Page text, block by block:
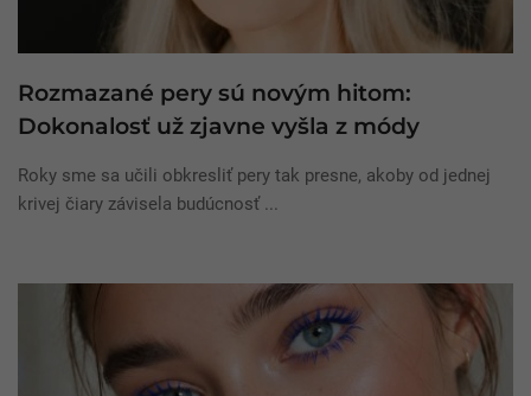
Rozmazané pery sú novým hitom:
Dokonalosť už zjavne vyšla z módy
Roky sme sa učili obkresliť pery tak presne, akoby od jednej
krivej čiary závisela budúcnosť ...